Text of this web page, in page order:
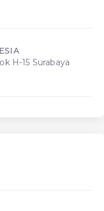
H-15 Surabaya